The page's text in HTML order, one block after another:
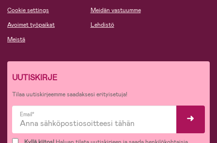
Cookie settings
Avoimet työpaikat
Meistä
Meidän vastuumme
Lehdistö
UUTISKIRJE
Tilaa uutiskirjeemme saadaksesi erityisetuja!
Email*